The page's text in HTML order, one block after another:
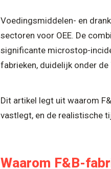
Voedingsmiddelen- en
sectoren voor OEE. De
significante microstop-
fabrieken, duidelijk onder
Dit artikel legt uit waarom
vastlegt, en de realistische
Waarom F&B-